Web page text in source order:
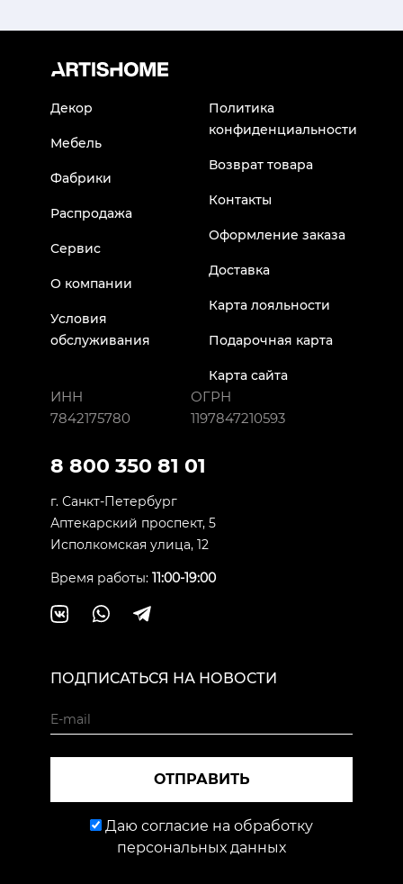
Декор
Мебель
Фабрики
Распродажа
Сервис
О компании
Условия
обслуживания
Политика
конфиденциальности
Возврат товара
Контакты
Оформление заказа
Доставка
Карта лояльности
Подарочная карта
Карта сайта
ИНН
7842175780
ОГРН
1197847210593
8 800 350 81 01
г. Санкт-Петербург
Аптекарский проспект, 5
Исполкомская улица, 12
Время работы: 11:00-19:00
ПОДПИСАТЬСЯ НА НОВОСТИ
ОТПРАВИТЬ
Даю согласие на обработку
персональных данных